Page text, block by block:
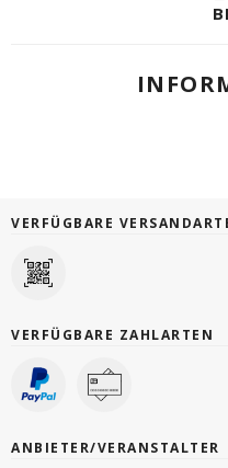
VERFÜGBARE
VERFÜGBARE ZAHLARTEN
ANBIETER/VERANSTALTER